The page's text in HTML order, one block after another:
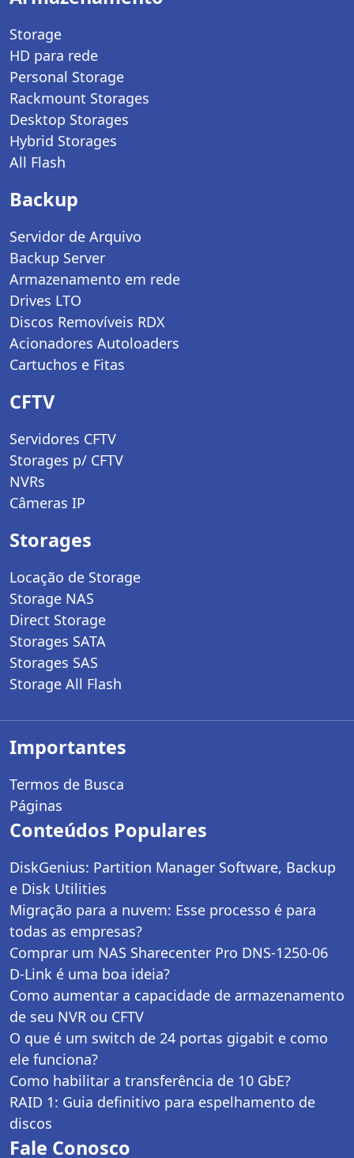
Storage
HD para rede
Personal Storage
Rackmount Storages
Desktop Storages
Hybrid Storages
All Flash
Backup
Servidor de Arquivo
Backup Server
Armazenamento em rede
Drives LTO
Discos Removíveis RDX
Acionadores Autoloaders
Cartuchos e Fitas
CFTV
Servidores CFTV
Storages p/ CFTV
NVRs
Câmeras IP
Storages
Locação de Storage
Storage NAS
Direct Storage
Storages SATA
Storages SAS
Storage All Flash
Importantes
Termos de Busca
Páginas
Conteúdos Populares
DiskGenius: Partition Manager Software, Backup
e Disk Utilities
Migração para a nuvem: Esse processo é para
todas as empresas?
Comprar um NAS Sharecenter Pro DNS-1250-06
D-Link é uma boa ideia?
Como aumentar a capacidade de armazenamento
de seu NVR ou CFTV
O que é um switch de 24 portas gigabit e como
ele funciona?
Como habilitar a transferência de 10 GbE?
RAID 1: Guia definitivo para espelhamento de
discos
Fale Conosco